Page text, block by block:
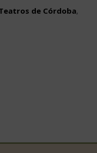
Teatros de Córdoba,